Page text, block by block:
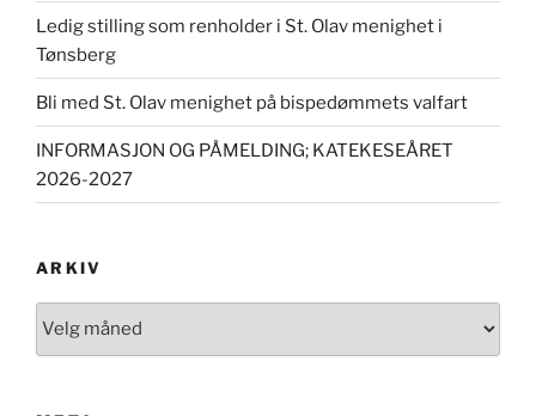
Ledig stilling som renholder i St. Olav menighet i
Tønsberg
Bli med St. Olav menighet på bispedømmets valfart
INFORMASJON OG PÅMELDING; KATEKESEÅRET
2026-2027
ARKIV